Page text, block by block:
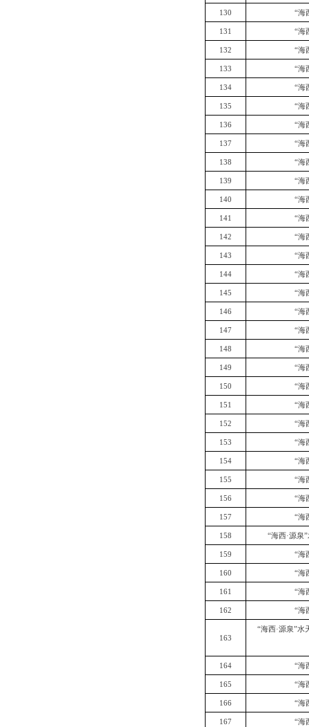
130 “海
131 “海
132 “海
133 “海
134 “海
135 “海
136 “海
137 “海
138 “海
139 “海
140 “海
141 “海
142 “海
143 “海
144 “海
145 “海
146 “海
147 “海
148 “海
149 “海
150 “海
151 “海
152 “海
153 “海
154 “海
155 “海
156 “海
157 “海
158 “海西·源泉
159 “海
160 “海
161 “海
162 “海
163
“海西·源泉”水
164 “海
165 “海
166 “海
167 “海